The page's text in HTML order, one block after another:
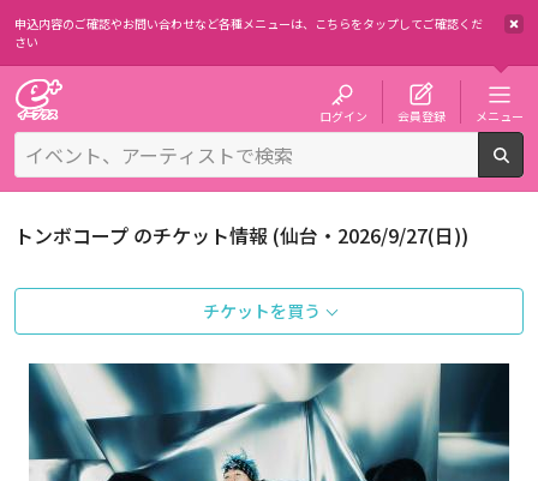
申込内容のご確認やお問い合わせなど各種メニューは、 こちらをタップしてご確認くだ
さい
ログイン 会員登録 メニュー
トンボコープ のチケット情報 (仙台・2026/9/27(日))
チケットを買う